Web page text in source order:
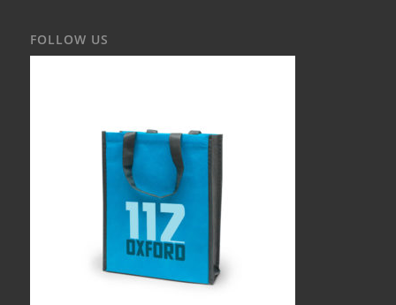
FOLLOW US